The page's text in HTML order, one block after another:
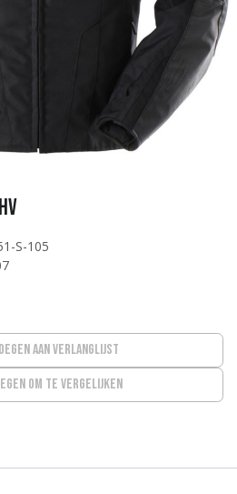
S-105
om te vergelijken
aan verlanglijst